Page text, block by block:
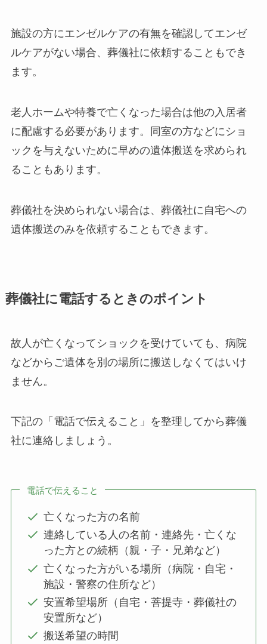
施設の方にエンゼルケアの有無を確認してエンゼ
ルケアがない場合、葬儀社に依頼することもでき
ます。
老人ホームや特養で亡くなった場合は他の入居者
に配慮する必要があります。同室の方などにショ
ックを与えないために早めの遺体搬送を求められ
ることもあります。
葬儀社を決められない場合は、葬儀社に自宅への
遺体搬送のみを依頼することもできます。
葬儀社に電話するときのポイント
故人が亡くなってショックを受けていても、病院
などからご遺体を別の場所に搬送しなくてはいけ
ません。
下記の「電話で伝えること」を整理してから葬儀
社に連絡しましょう。
電話で伝えること
亡くなった方の名前
連絡している人の名前・連絡先・亡くな
った方との続柄（親・子・兄弟など）
亡くなった方がいる場所（病院・自宅・
施設・警察の住所など）
安置希望場所（自宅・菩提寺・葬儀社の
安置所など）
搬送希望の時間